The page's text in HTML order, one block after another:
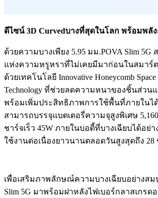
ดีไซน์ 3D Curvedบางที่สุดในโลก พร้อมพลั
ด้วยความบางเพียง 5.95 มม.POVA Slim 5G
แห่งความหรูหราที่ไม่เคยมีมาก่อนในสมาร์
ด้วยเทคโนโลยี Innovative Honeycomb Space
Technology ที่ช่วยลดความหนาของชิ้นส่วน
พร้อมเพิ่มประสิทธิภาพการใช้พื้นที่ภายในได้
สามารถบรรจุแบตเตอรี่ความจุสูงพิเศษ
ชาร์จเร็ว 45W ภายในบอดี้ที่บางเฉียบได้อย่
ใช้งานต่อเนื่องยาวนานตลอดวันสูงสุดถึง 28
เพื่อเสริมภาพลักษณ์ความบางเฉียบอย่างสม
Slim 5G มาพร้อมฝาหลังไฟเบอร์กลาสเกรด